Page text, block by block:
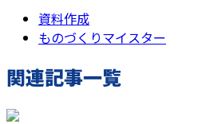
資料作成
ものづくりマイスター
関連記事一覧